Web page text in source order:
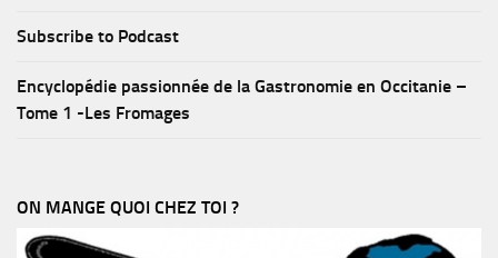
Subscribe to Podcast
Encyclopédie passionnée de la Gastronomie en Occitanie –
Tome 1 -Les Fromages
ON MANGE QUOI CHEZ TOI ?